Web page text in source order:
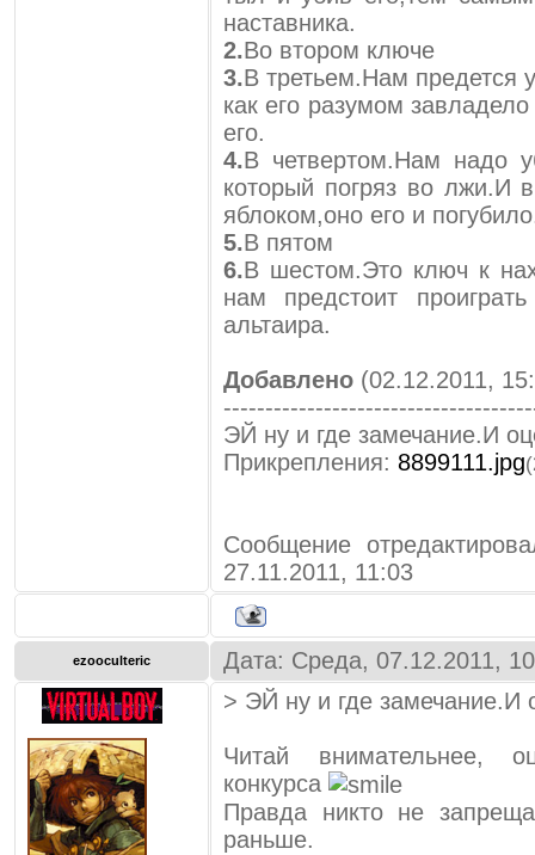
наставника.
2.Во втором ключе
3.В третьем.Нам предется
как его разумом
его.
4.В четвертом.Нам надо
который погряз во лжи.И
яблоком,оно его и
5.В пятом
6.В шестом.Это ключ к
нам предстоит
альтаира.
Добавлено (02.12.2011,
ЭЙ ну и где замечание.И
Прикрепления: 8899111.jpg
Сообщение
27.11.2011, 11:03
ezooculteric Дата: Среда, 07.12.2011,
> ЭЙ ну и где замечание.И
Читай внимательнее,
конкурса
Правда никто не
раньше.